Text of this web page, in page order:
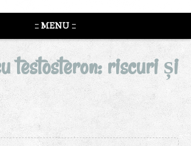
::: MENU :::
testosteron: riscuri și